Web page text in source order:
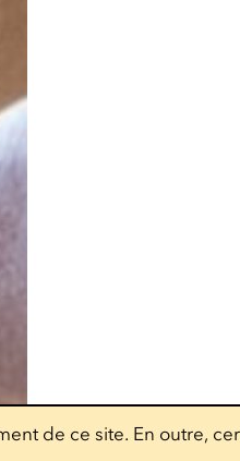
de ce site. En outre,